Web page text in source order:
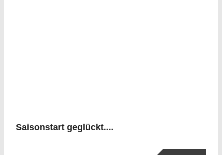
Saisonstart geglückt....